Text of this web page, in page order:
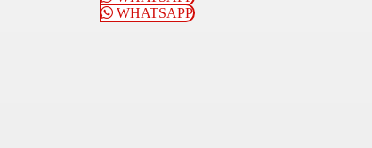
WHATSAPP